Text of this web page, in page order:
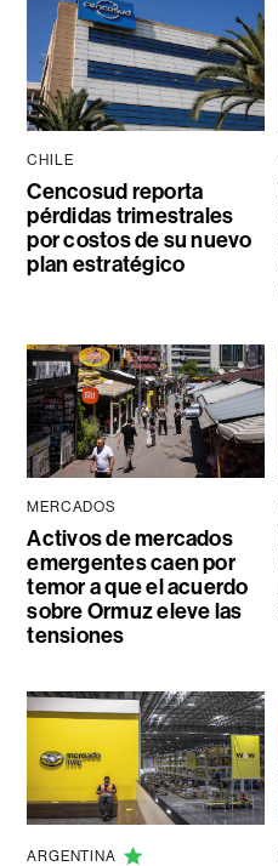
CHILE
Cencosud reporta
pérdidas trimestrales
por costos de su nuevo
plan estratégico
MERCADOS
Activos de mercados
emergentes caen por
temor a que el acuerdo
sobre Ormuz eleve las
tensiones
ARGENTINA